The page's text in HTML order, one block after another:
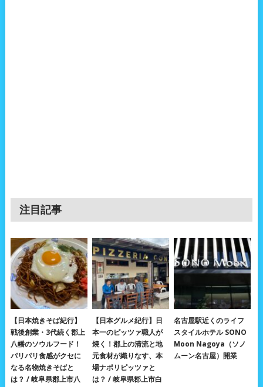
注目記事
【日本焼きそば紀行】
戦後創業・3代続く郡上
八幡のソウルフード！
パリパリ食感がクセに
なる名物焼きそばと
は？ / 岐阜県郡上市八
【日本グルメ紀行】日
本一のピッツァ職人が
焼く！郡上の清流と地
元食材が織りなす、本
場ナポリピッツァと
は？ / 岐阜県郡上市白
名古屋駅近くのライフ
スタイルホテル SONO
Moon Nagoya（ソノ
ムーン名古屋）開業